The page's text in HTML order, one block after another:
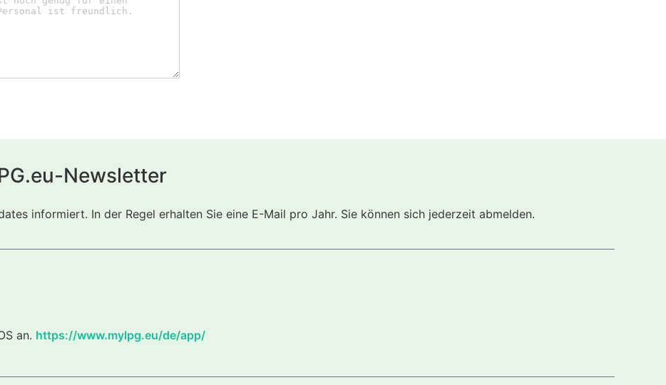
Newsletter
informiert. In der Regel erhalten Sie eine E-Mail pro Jahr. Sie können sich jederzeit abmelden.
an. https://www.mylpg.eu/de/app/